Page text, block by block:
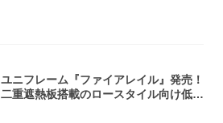
ユニフレーム『ファイアレイル』発売！
二重遮熱板搭載のロースタイル向け低型